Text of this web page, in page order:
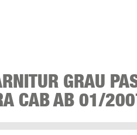
GRAU
CAB AB 01/